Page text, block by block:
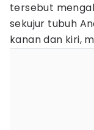
tersebut
sekujur tubuh
kanan dan kiri,